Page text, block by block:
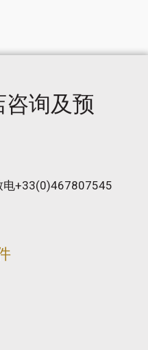
询及预
电+33(0)467807545